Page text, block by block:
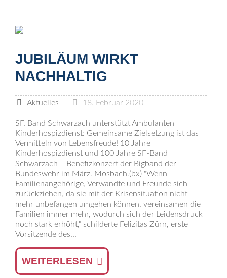
JUBILÄUM WIRKT
NACHHALTIG
Aktuelles 18. Februar 2020
SF. Band Schwarzach unterstützt Ambulanten
Kinderhospizdienst: Gemeinsame Zielsetzung ist das
Vermitteln von Lebensfreude! 10 Jahre
Kinderhospizdienst und 100 Jahre SF-Band
Schwarzach – Benefizkonzert der Bigband der
Bundeswehr im März. Mosbach.(bx) "Wenn
Familienangehörige, Verwandte und Freunde sich
zurückziehen, da sie mit der Krisensituation nicht
mehr unbefangen umgehen können, vereinsamen die
Familien immer mehr, wodurch sich der Leidensdruck
noch stark erhöht," schilderte Felizitas Zürn, erste
Vorsitzende des...
WEITERLESEN